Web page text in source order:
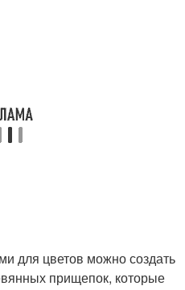
для цветов можно создать
прищепок, которые